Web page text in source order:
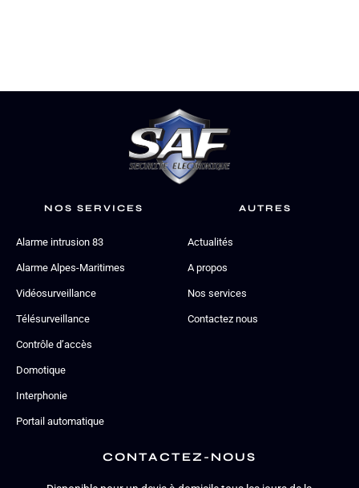
NOS SERVICES
Alarme intrusion 83
Alarme Alpes-Maritimes
Vidéosurveillance
Télésurveillance
Contrôle d’accès
Domotique
Interphonie
Portail automatique
AUTRES
Actualités
A propos
Nos services
Contactez nous
CONTACTEZ-NOUS